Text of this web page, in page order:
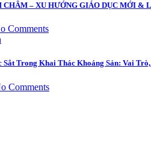
– XU HƯỚNG GIÁO DỤC MỚI &
Comments
Sắt Trong Khai Thác Khoáng Sản: Vai
Comments